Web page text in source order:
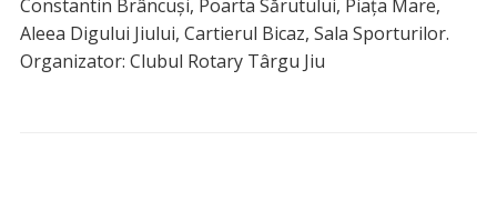
Constantin Brâncuși, Poarta Sărutului, Piața Mare,
Aleea Digului Jiului, Cartierul Bicaz, Sala Sporturilor.
Organizator: Clubul Rotary Târgu Jiu